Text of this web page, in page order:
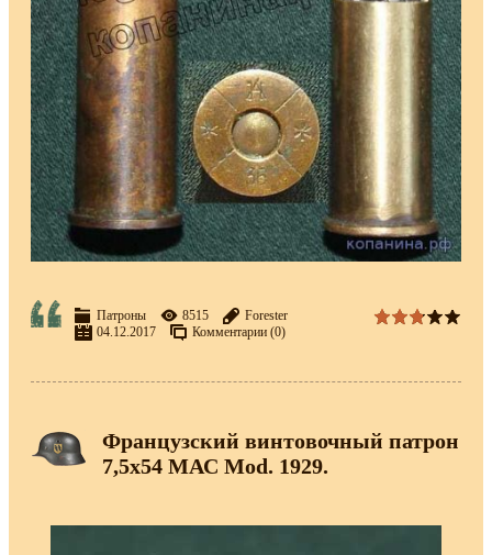
Патроны 8515
Forester
04.12.2017
Комментарии (0)
Французский винтовочный патрон
7,5х54 МАС Mod. 1929.